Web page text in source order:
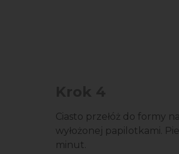
Ciasto przełóż do formy
wyłożonej papilotkami.
minut.